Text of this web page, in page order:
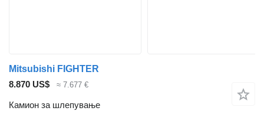
Mitsubishi FIGHTER
8.870 US$
≈ 7.677 €
Камион за шлепување